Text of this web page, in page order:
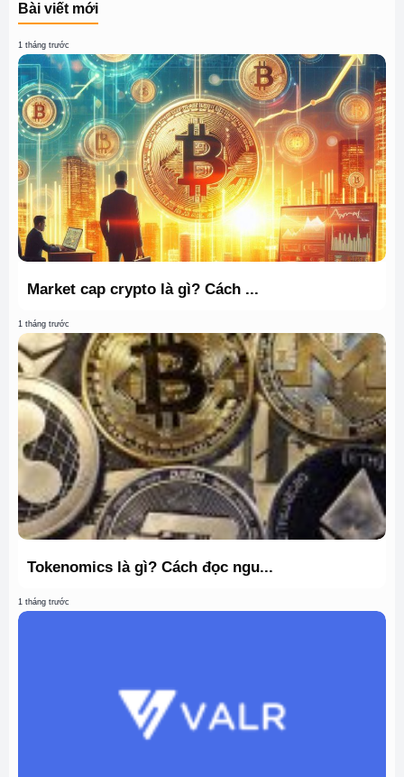
Bài viết mới
1 tháng trước
Market cap crypto là gì? Cách ...
1 tháng trước
Tokenomics là gì? Cách đọc ngu...
1 tháng trước